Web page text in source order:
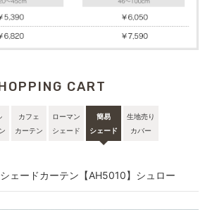
CART
カフェ
カーテン
ローマン
シェード
簡易
シェード
生地売り
カバー
ェードカーテン【AH5010】シュロー